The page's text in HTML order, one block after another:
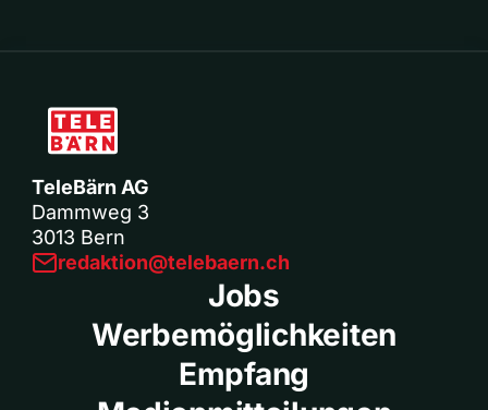
TeleBärn AG
Dammweg 3
3013 Bern
redaktion@telebaern.ch
Jobs
Werbemöglichkeiten
Empfang